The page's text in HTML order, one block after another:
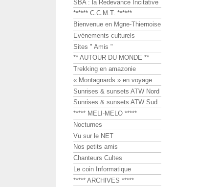
SBA : la Redevance Incitative
****** C.C.M.T. ******
Bienvenue en Mgne-Thiernoise
Evénements culturels
Sites " Amis "
** AUTOUR DU MONDE **
Trekking en amazonie
« Montagnards » en voyage
Sunrises & sunsets ATW Nord
Sunrises & sunsets ATW Sud
***** MELI-MELO *****
Nocturnes
Vu sur le NET
Nos petits amis
Chanteurs Cultes
Le coin Informatique
***** ARCHIVES *****